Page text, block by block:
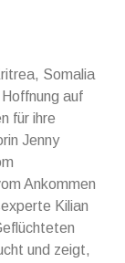
Somalia
auf
für ihre
Jenny
Ankommen
Kilian
und zeigt,